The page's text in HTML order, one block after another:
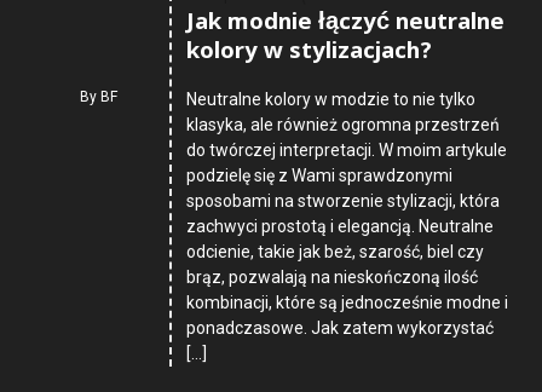
ByBF
Jak modnie łączyć neutralne
kolory w stylizacjach?
Neutralne kolory w modzie to nie tylko
klasyka, ale również ogromna przestrzeń
do twórczej interpretacji. W moim artykule
podzielę się z Wami sprawdzonymi
sposobami na stworzenie stylizacji, która
zachwyci prostotą i elegancją. Neutralne
odcienie, takie jak beż, szarość, biel czy
brąz, pozwalają na nieskończoną ilość
kombinacji, które są jednocześnie modne i
ponadczasowe. Jak zatem wykorzystać
[…]